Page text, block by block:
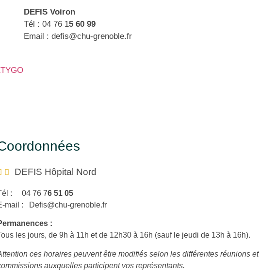
DEFIS Voiron
Tél : 04 76 15 60 99
Email : defis@chu-grenoble.fr
DEFIS Hôpital Nord
: 04 76 76 51 05
mail : Defis@chu-grenoble.fr
:
les jours, de 9h à 11h et de 12h30 à 16h (sauf le jeudi de 13h à 16h).
ces horaires peuvent être modifiés selon les différentes réunions et
auxquelles participent vos représentants.